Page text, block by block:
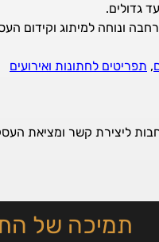
גדולים.
, תפריטים לחתונות ואירועים
ליצירת קשר ומציאת
תמיכה של